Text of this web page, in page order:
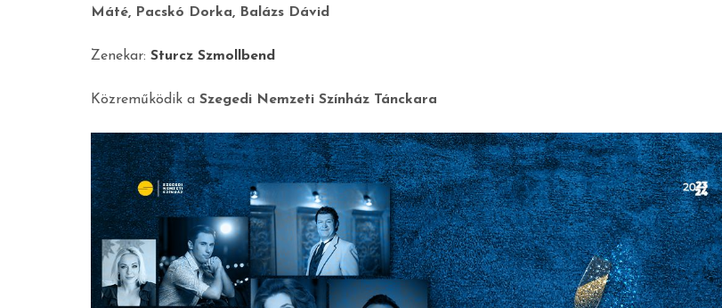
Máté, Pacskó Dorka, Balázs Dávid
Zenekar: Sturcz Szmollbend
Közreműködik a Szegedi Nemzeti Színház Tánckara